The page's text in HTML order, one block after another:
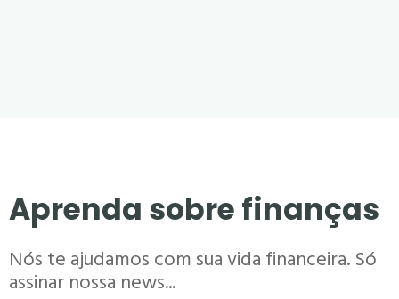
Aprenda sobre finanças
Nós te ajudamos com sua vida financeira. Só
assinar nossa news...